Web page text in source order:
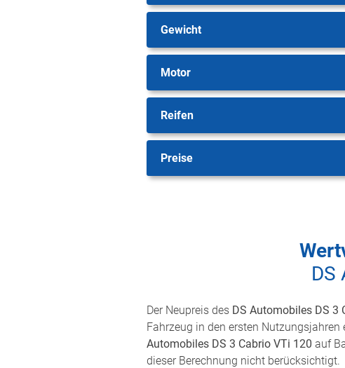
Gewicht
Motor
Reifen
Preise
DS
Der Neupreis des DS Automobiles DS 3
Fahrzeug in den ersten
Automobiles DS 3 Cabrio VTi 120 auf
dieser Berechnung nicht berücksichtigt.